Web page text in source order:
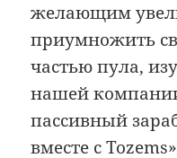
желающим
приумножить
частью пула,
нашей
пассивный
вместе с